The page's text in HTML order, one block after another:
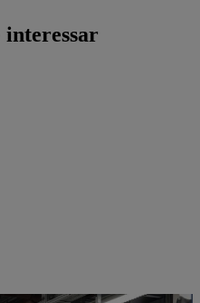
interessar